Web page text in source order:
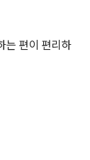
는 편이 편리하